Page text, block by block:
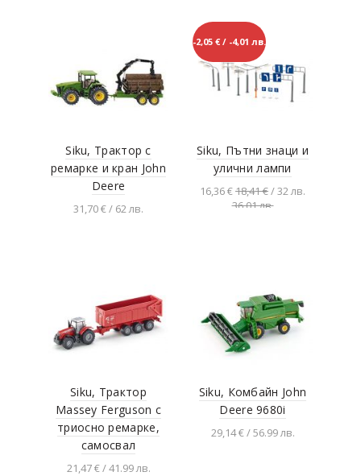
Siku, Трактор с
ремарке и кран John
Deere
31,70 € / 62 лв.
-2,05 € / -4,01 лв.
Siku, Пътни знаци и
улични лампи
16,36 €18,41 €/ 32 лв.
36.01 лв.
Siku, Трактор
Massey Ferguson с
триосно ремарке,
самосвал
21,47 € / 41.99 лв.
Siku, Комбайн John
Deere 9680i
29,14 € / 56.99 лв.